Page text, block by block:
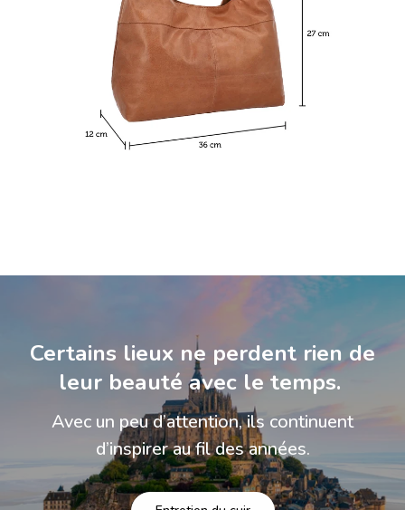
Certains lieux ne perdent rien de
leur beauté avec le temps.
Avec un peu d’attention, ils continuent
d’inspirer au fil des années.